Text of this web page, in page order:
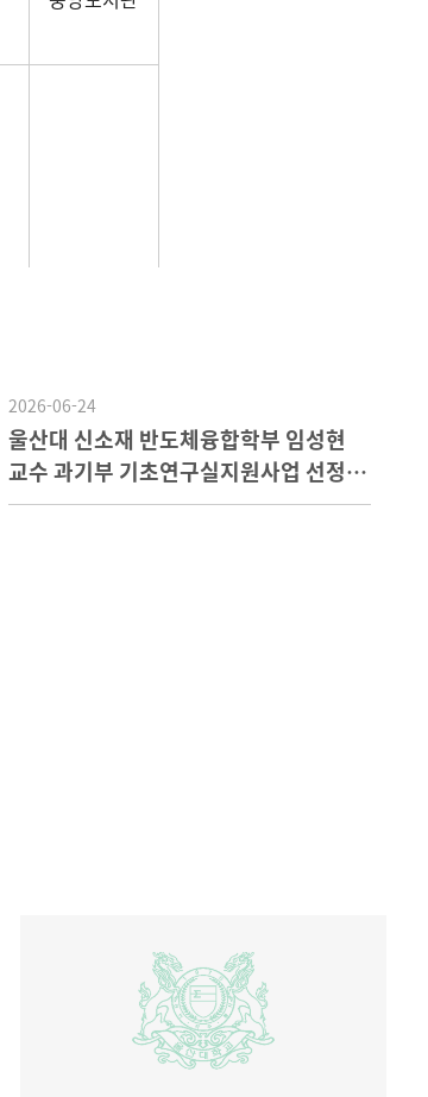
2026-06-24
울산대 신소재 반도체융합학부 임성현
교수 과기부 기초연구실지원사업 선정
15억 확보